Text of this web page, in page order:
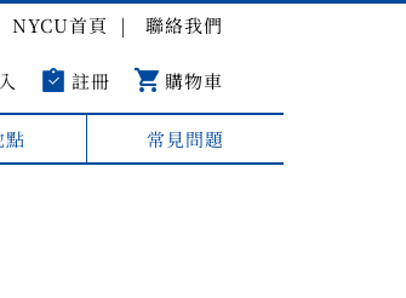
NYCU首頁 聯絡我們
註冊 購物車
點 常見問題